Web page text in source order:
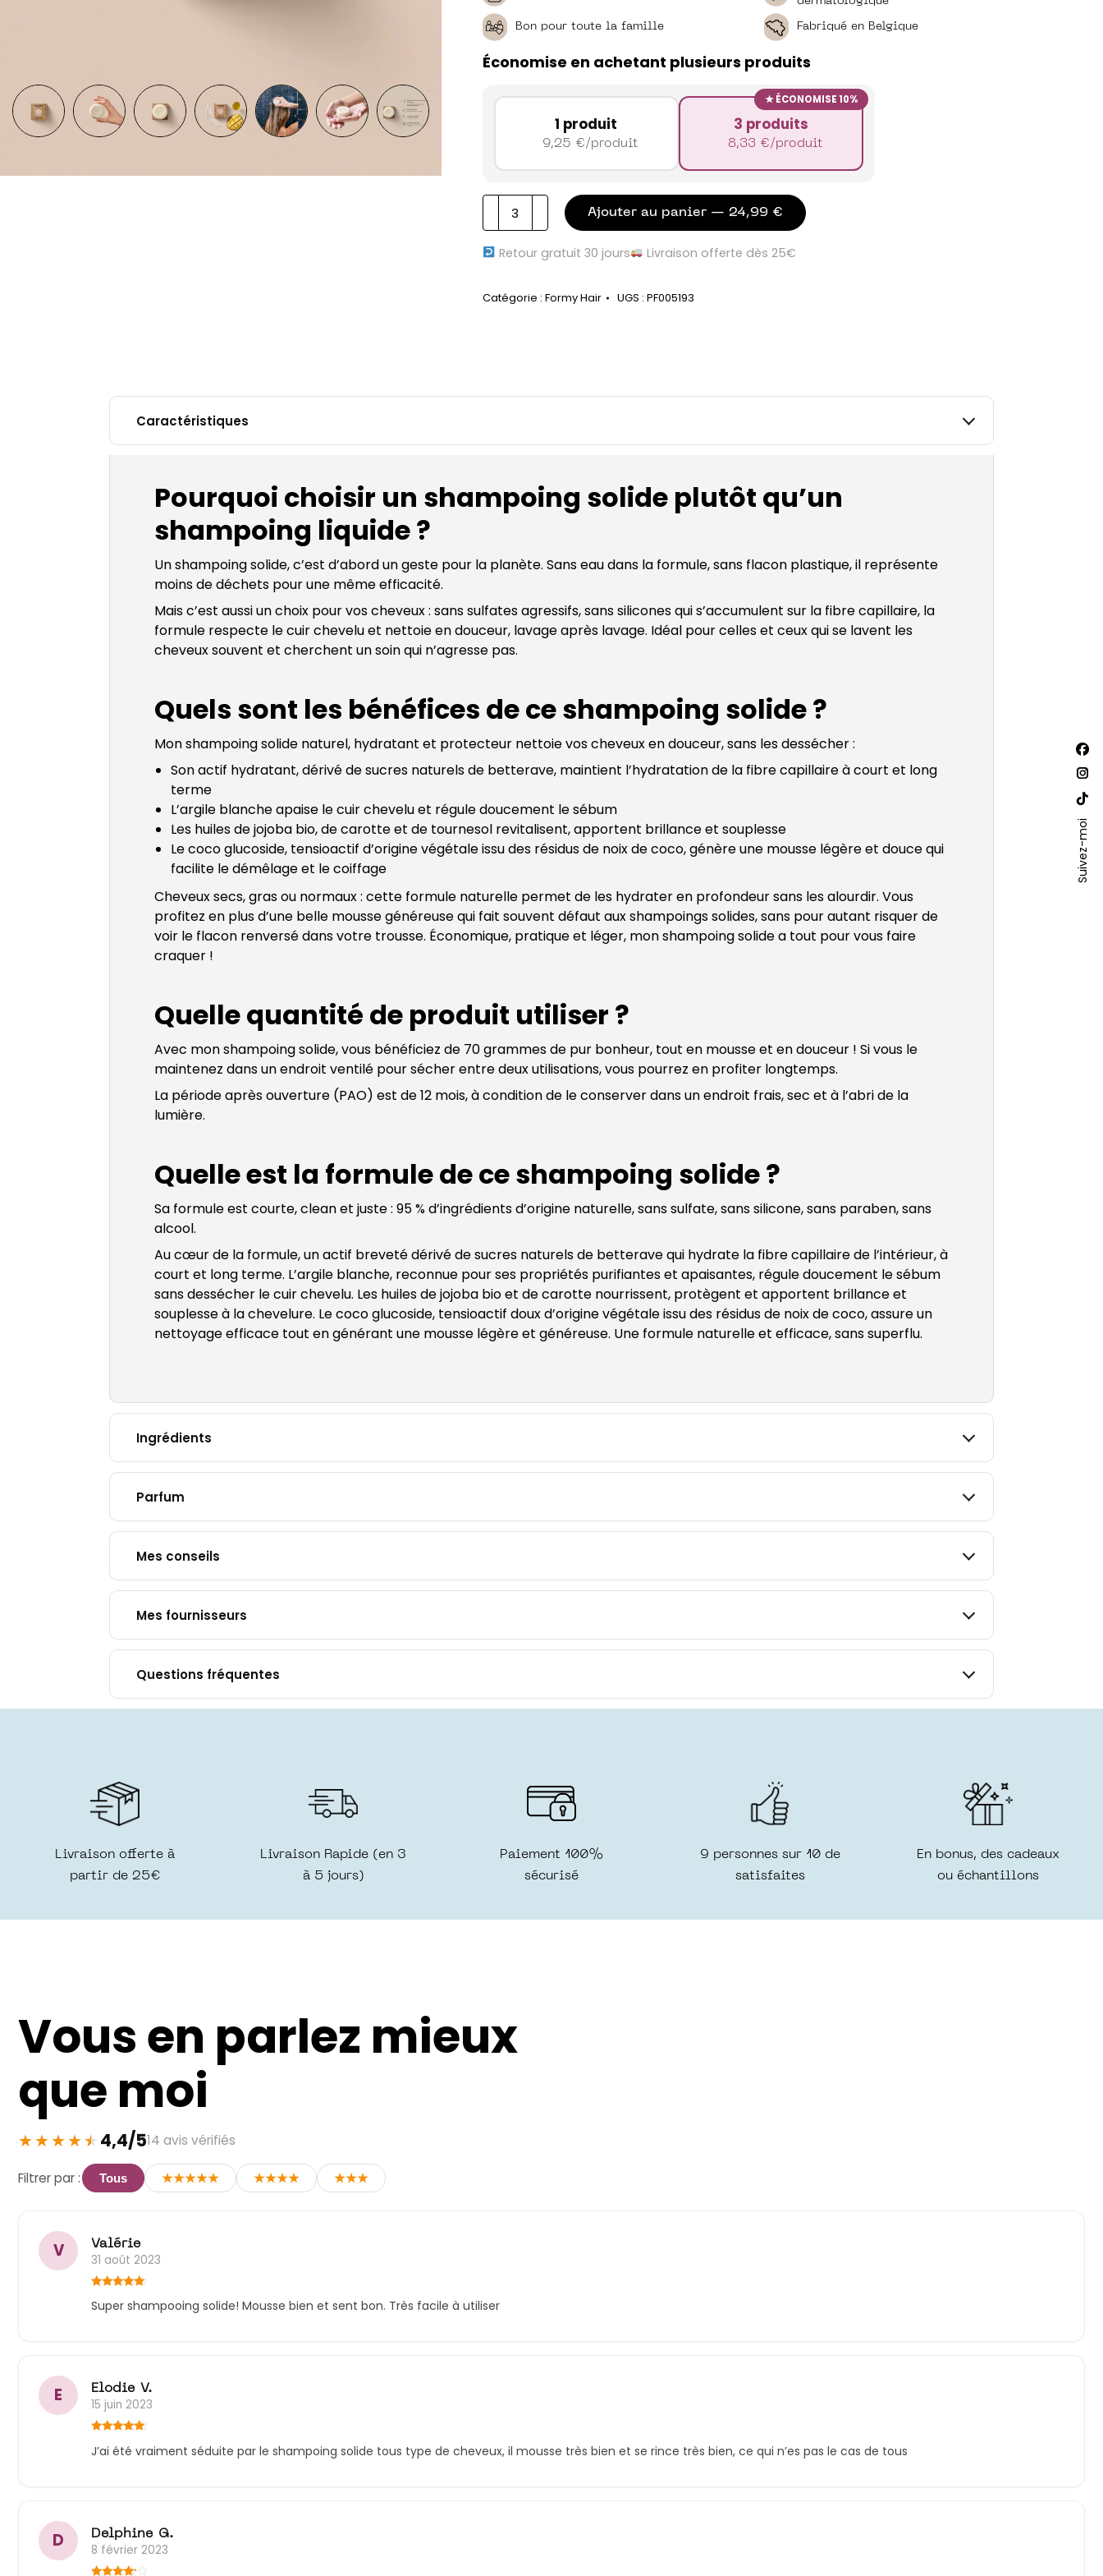
Bon pour toute la famille Fabriqué en Belgique
Économise en achetant plusieurs produits
1 produit
9,25 € /produit
ÉCONOMISE 10%
3 produits
8,33 € /produit
quantité
de
Shampoing
solide
-
et
fréquents
Ajouter au panier — 24,99 €
Retour gratuit 30 jours Livraison offerte dès 25€
Catégorie : Formy Hair UGS : PF005193
Caractéristiques
Pourquoi choisir un shampoing solide plutôt qu’un
shampoing liquide ?
Un shampoing solide, c’est d’abord un geste pour la planète. Sans eau dans la formule, sans flacon plastique, il représente
moins de déchets pour une même efficacité.
Mais c’est aussi un choix pour vos cheveux : sans sulfates agressifs, sans silicones qui s’accumulent sur la fibre capillaire, la
formule respecte le cuir chevelu et nettoie en douceur, lavage après lavage. Idéal pour celles et ceux qui se lavent les
cheveux souvent et cherchent un soin qui n’agresse pas.
Quels sont les bénéfices de ce shampoing solide ?
Mon shampoing solide naturel, hydratant et protecteur nettoie vos cheveux en douceur, sans les dessécher :
Son actif hydratant, dérivé de sucres naturels de betterave, maintient l’hydratation de la fibre capillaire à court et long
terme
L’argile blanche apaise le cuir chevelu et régule doucement le sébum
Les huiles de jojoba bio, de carotte et de tournesol revitalisent, apportent brillance et souplesse
Le coco glucoside, tensioactif d’origine végétale issu des résidus de noix de coco, génère une mousse légère et douce qui
facilite le démêlage et le coiffage
Cheveux secs, gras ou normaux : cette formule naturelle permet de les hydrater en profondeur sans les alourdir. Vous
profitez en plus d’une belle mousse généreuse qui fait souvent défaut aux shampoings solides, sans pour autant risquer de
voir le flacon renversé dans votre trousse. Économique, pratique et léger, mon shampoing solide a tout pour vous faire
craquer !
Quelle quantité de produit utiliser ?
Avec mon shampoing solide, vous bénéficiez de 70 grammes de pur bonheur, tout en mousse et en douceur ! Si vous le
maintenez dans un endroit ventilé pour sécher entre deux utilisations, vous pourrez en profiter longtemps.
La période après ouverture (PAO) est de 12 mois, à condition de le conserver dans un endroit frais, sec et à l’abri de la
lumière.
Quelle est la formule de ce shampoing solide ?
Sa formule est courte, clean et juste : 95 % d’ingrédients d’origine naturelle, sans sulfate, sans silicone, sans paraben, sans
alcool.
Au cœur de la formule, un actif breveté dérivé de sucres naturels de betterave qui hydrate la fibre capillaire de l’intérieur, à
court et long terme. L’argile blanche, reconnue pour ses propriétés purifiantes et apaisantes, régule doucement le sébum
sans dessécher le cuir chevelu. Les huiles de jojoba bio et de carotte nourrissent, protègent et apportent brillance et
souplesse à la chevelure. Le coco glucoside, tensioactif doux d’origine végétale issu des résidus de noix de coco, assure un
nettoyage efficace tout en générant une mousse légère et généreuse. Une formule naturelle et efficace, sans superflu.
Ingrédients
Parfum
Mes conseils
Mes fournisseurs
Questions fréquentes
Livraison offerte à
partir de 25€
Livraison Rapide (en 3
à 5 jours)
Paiement 100%
sécurisé
9 personnes sur 10 de
satisfaites
En bonus, des cadeaux
ou échantillons
Vous en parlez mieux
que moi
4,4/514 avis vérifiés
Filtrer par : Tous ★★★★★ ★★★★ ★★★
V
5
Valérie
31 août 2023
Super shampooing solide! Mousse bien et sent bon. Très facile à utiliser
E
5
Elodie V.
15 juin 2023
J’ai été vraiment séduite par le shampoing solide tous type de cheveux, il mousse très bien et se rince très bien, ce qui n’es pas le cas de tous
D Delphine G.
8 février 2023
Suivez-moi
sur :
La
une
La
La
Site